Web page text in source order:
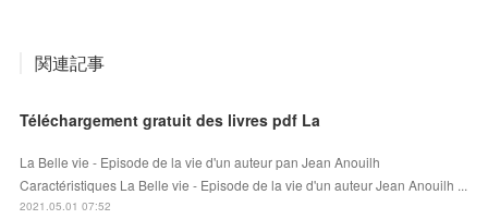
関連記事
Téléchargement gratuit des livres pdf La
La Belle vie - Episode de la vie d'un auteur pan Jean Anouilh
Caractéristiques La Belle vie - Episode de la vie d'un auteur Jean Anouilh ...
2021.05.01 07:52